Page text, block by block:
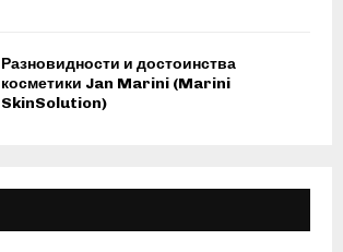
Разновидности и достоинства
косметики Jan Marini (Marini
SkinSolution)